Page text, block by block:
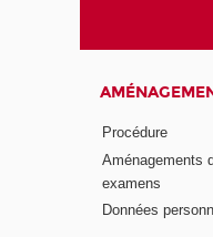
Procédure
Aménagements
examens
Données